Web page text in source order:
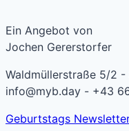
Ein Angebot von
Jochen Gererstorfer
Waldmüllerstraße 5/2 -
info@myb.day - +43
Geburtstags